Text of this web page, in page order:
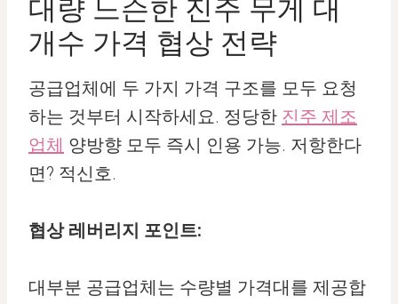
대량 느슨한 진주 무게 대
개수 가격 협상 전략
공급업체에 두 가지 가격 구조를 모두 요청
하는 것부터 시작하세요. 정당한 진주 제조
업체 양방향 모두 즉시 인용 가능. 저항한다
면? 적신호.
협상 레버리지 포인트:
대부분 공급업체는 수량별 가격대를 제공합